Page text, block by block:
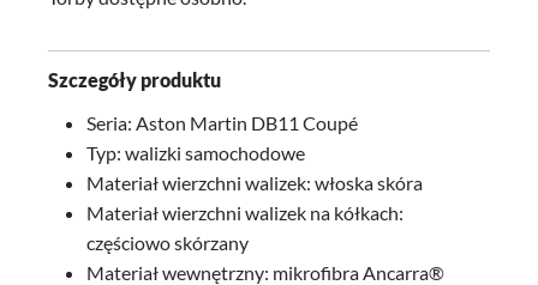
Szczegóły produktu
Seria: Aston Martin DB11 Coupé
Typ: walizki samochodowe
Materiał wierzchni walizek: włoska skóra
Materiał wierzchni walizek na kółkach:
częściowo skórzany
Materiał wewnętrzny: mikrofibra Ancarra®